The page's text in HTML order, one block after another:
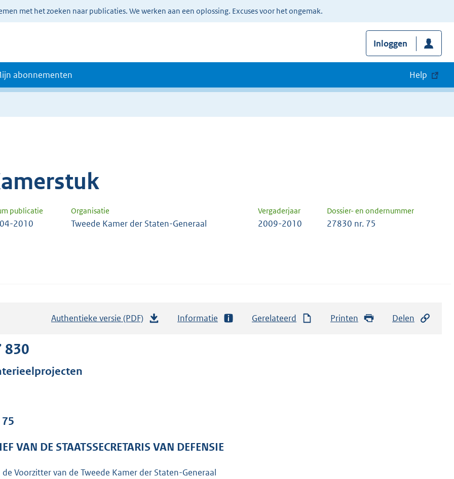
met het zoeken naar publicaties. We werken aan een oplossing. Excuses voor het ongemak.
Inloggen
abonnementen Help
publicatie Organisatie Vergaderjaar Dossier- en ondernummer
2010 Tweede Kamer der Staten-Generaal 2009-2010 27830 nr. 75
Authentieke versie (PDF)
r
o
Informatie Gerelateerd Printen Delen
830
VAN DE STAATSSECRETARIS VAN DEFENSIE
de Voorzitter van de Tweede Kamer der Staten-Generaal